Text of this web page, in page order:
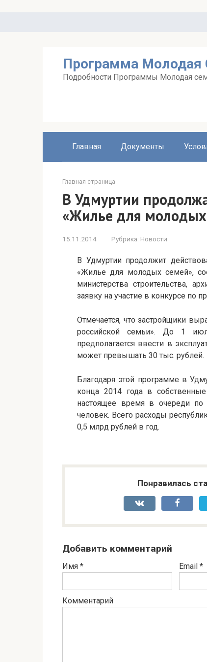
Программа Молодая
Подробности Программы Молодая
Главная Документы
Главная страница
В Удмуртии
«Жилье для
15.11.2014 Рубрика: Новости
В Удмуртии продолжит
«Жилье для молодых семей»,
министерства строительства,
заявку на участие в конкурсе по
Отмечается, что застройщики
российской семьи». До 1
предполагается ввести в
может превышать 30 тыс. рублей.
Благодаря этой программе в
конца 2014 года в
настоящее время в очереди
человек. Всего расходы
0,5 млрд рублей в год.
Понравилась
Добавить комментарий
Имя * Email *
Комментарий